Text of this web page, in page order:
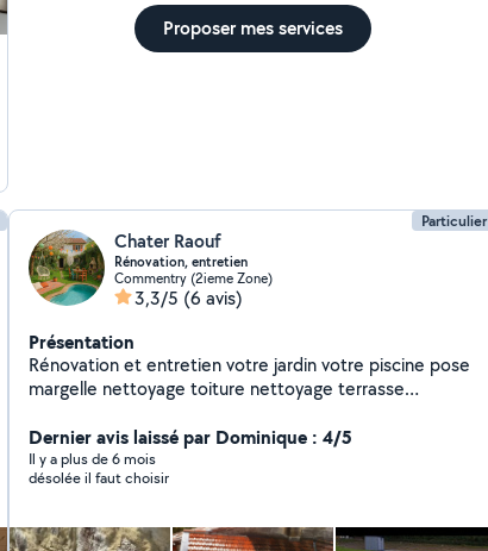
Proposer mes services
Particulier
Chater Raouf
Rénovation, entretien
Commentry (2ieme Zone)
3,3/5 (6 avis)
Présentation
Rénovation et entretien votre jardin votre piscine pose
margelle nettoyage toiture nettoyage terrasse
cheminée changer tube de cheminée rénovation
toiture peinture extérieur et intérieur carrelage
Dernier avis laissé par Dominique : 4/5
Il y a plus de 6 mois
désolée il faut choisir